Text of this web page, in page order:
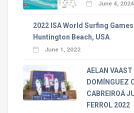
June 4, 2024
2022 ISA World Surfing
Huntington Beach, USA
June 1, 2022
AELAN VAAST
DOMÍNGUEZ
CABREIROÁ
FERROL 2022